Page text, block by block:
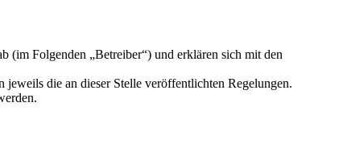
(im Folgenden „Betreiber“) und erklären sich mit den
die an dieser Stelle veröffentlichten Regelungen.